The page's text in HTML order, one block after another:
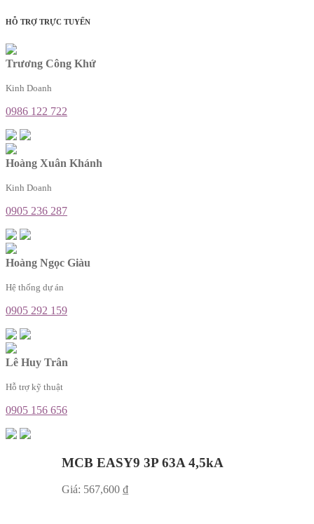
HỖ TRỢ TRỰC TUYẾN
Trương Công Khứ
Kinh Doanh
0986 122 722
Hoàng Xuân Khánh
Kinh Doanh
0905 236 287
Hoàng Ngọc Giàu
Hệ thống dự án
0905 292 159
Lê Huy Trân
Hỗ trợ kỹ thuật
0905 156 656
MCB EASY9 3P 63A 4,5kA
Giá: 567,600 ₫